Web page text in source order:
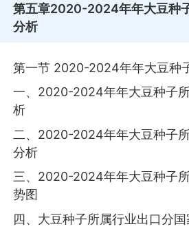
第五章2020-2024年年大豆种
分析
第一节 2020-2024年年大豆种
一、2020-2024年年大豆种子
析
二、2020-2024年年大豆种子
分析
三、2020-2024年年大豆种子
势图
四、大豆种子所属行业出口分